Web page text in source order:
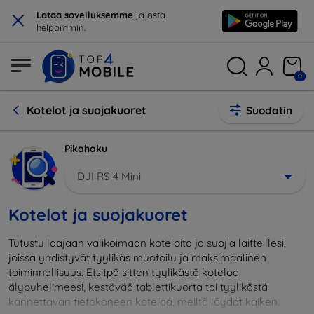
× Lataa sovelluksemme ja osta
helpommin.
0
Kotelot ja suojakuoret Suodatin
Pikahaku
DJI RS 4 Mini
Kotelot ja suojakuoret
Tutustu laajaan valikoimaan koteloita ja suojia laitteillesi,
joissa yhdistyvät tyylikäs muotoilu ja maksimaalinen
toiminnallisuus. Etsitpä sitten tyylikästä koteloa
älypuhelimeesi, kestävää tablettikuorta tai tyylikästä
kannettavan tietokoneen koteloa, meiltä löydät kaiken.